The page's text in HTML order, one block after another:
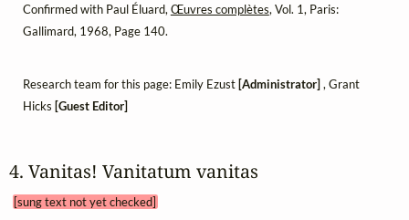
Confirmed with Paul Éluard, Œuvres complètes, Vol. 1, Paris:
Gallimard, 1968, Page 140.
Research team for this page: Emily Ezust [Administrator] , Grant
Hicks [Guest Editor]
4. Vanitas! Vanitatum vanitas
[sung text not yet checked]